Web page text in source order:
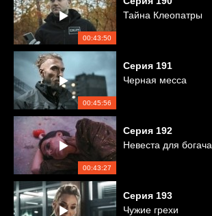
00:43:50
Тайна Клеопатры
00:45:56
Серия 191
Черная месса
00:43:27
Серия 192
Невеста для богача
Серия 193
Чужие грехи